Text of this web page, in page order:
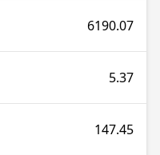
6190.07
5.37
147.45